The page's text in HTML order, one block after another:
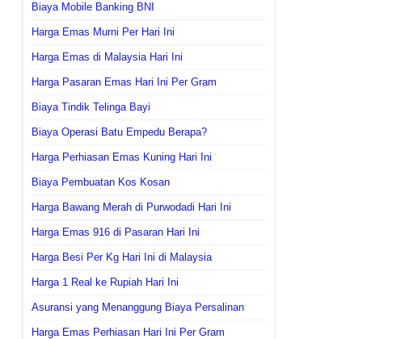
Biaya Mobile Banking BNI
Harga Emas Murni Per Hari Ini
Harga Emas di Malaysia Hari Ini
Harga Pasaran Emas Hari Ini Per Gram
Biaya Tindik Telinga Bayi
Biaya Operasi Batu Empedu Berapa?
Harga Perhiasan Emas Kuning Hari Ini
Biaya Pembuatan Kos Kosan
Harga Bawang Merah di Purwodadi Hari Ini
Harga Emas 916 di Pasaran Hari Ini
Harga Besi Per Kg Hari Ini di Malaysia
Harga 1 Real ke Rupiah Hari Ini
Asuransi yang Menanggung Biaya Persalinan
Harga Emas Perhiasan Hari Ini Per Gram